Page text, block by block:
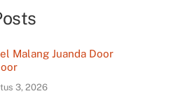
Malang Juanda Door
3, 2026